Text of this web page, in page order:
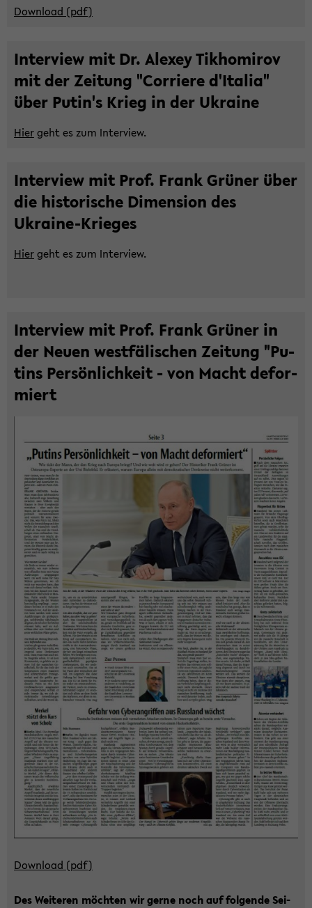
Down­load (pdf)
In­ter­view mit Dr. Ale­xey Tik­ho­mi­rov
mit der Zei­tung "Cor­rie­re d'Ita­lia"
über Putin's Krieg in der Ukrai­ne
Hiergeht es zum In­ter­view.
In­ter­view mit Prof. Frank Grü­ner über
die his­to­ri­sche Di­men­si­on des
Ukraine-​Krieges
Hiergeht es zum In­ter­view.
In­ter­view mit Prof. Frank Grü­ner in
der Neuen west­fä­li­schen Zei­tung "Pu­
tins Per­sön­lich­keit - von Macht de­for­
miert
Down­load (pdf)
Des Wei­te­ren möch­ten wir gerne noch auf fol­gen­de Sei­